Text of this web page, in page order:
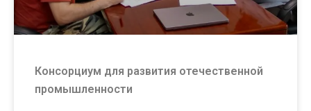
Консорциум для развития отечественной
промышленности